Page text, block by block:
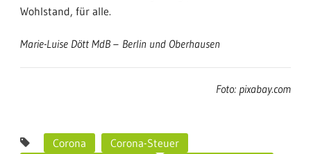
Wohlstand, für alle.
Marie-Luise Dött MdB – Berlin und Oberhausen
Foto: pixabay.com
Corona
Corona-Steuer